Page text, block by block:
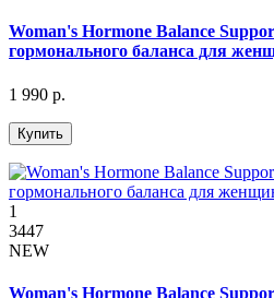
Woman's Hormone Balance
гормонального баланса для
1 990 р.
Купить
1
3447
NEW
Woman's Hormone Balance